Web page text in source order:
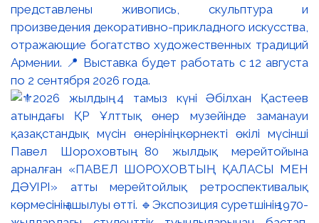
представлены живопись, скульптура и
произведения декоративно-прикладного искусства,
отражающие богатство художественных традиций
Армении. 📍 Выставка будет работать с 12 августа
по 2 сентября 2026 года.